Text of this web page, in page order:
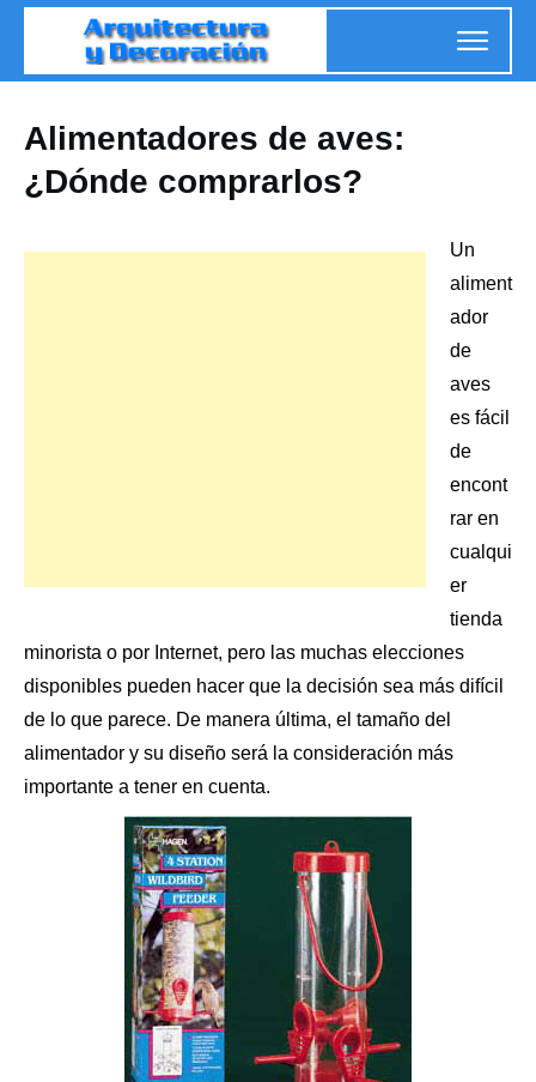
Alimentadores de aves:
¿Dónde comprarlos?
Un
aliment
ador
de
aves
es fácil
de
encont
rar en
cualqui
er
tienda
minorista o por Internet, pero las muchas elecciones
disponibles pueden hacer que la decisión sea más difícil
de lo que parece. De manera última, el tamaño del
alimentador y su diseño será la consideración más
importante a tener en cuenta.